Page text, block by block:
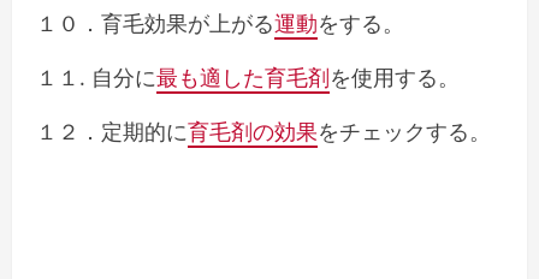
１０．育毛効果が上がる運動をする。
１１. 自分に最も適した育毛剤を使用する。
１２．定期的に育毛剤の効果をチェックする。